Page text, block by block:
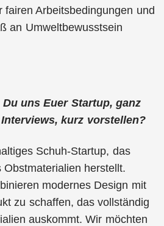
fairen Arbeitsbedingungen und
an Umweltbewusstsein
uns Euer Startup, ganz
kurz vorstellen?
Schuh-Startup, das
herstellt.
modernes Design mit
zu schaffen, das vollständig
auskommt. Wir möchten